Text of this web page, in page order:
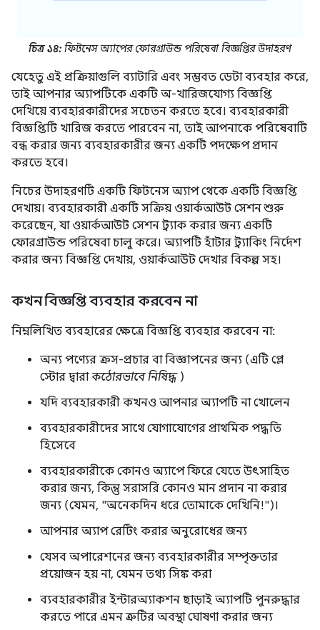
চিত্র ১৪: ফিটনেস অ্যাপের ফোরগ্রাউন্ড পরিষেবা বিজ্ঞপ্তির উদাহরণ
যেহেতু এই প্রক্রিয়াগুলি ব্যাটারি এবং সম্ভবত ডেটা ব্যবহার করে,
তাই আপনার অ্যাপটিকে একটি অ-খারিজযোগ্য বিজ্ঞপ্তি
দেখিয়ে ব্যবহারকারীদের সচেতন করতে হবে। ব্যবহারকারী
বিজ্ঞপ্তিটি খারিজ করতে পারবেন না, তাই আপনাকে পরিষেবাটি
বন্ধ করার জন্য ব্যবহারকারীর জন্য একটি পদক্ষেপ প্রদান
করতে হবে।
নিচের উদাহরণটি একটি ফিটনেস অ্যাপ থেকে একটি বিজ্ঞপ্তি
দেখায়। ব্যবহারকারী একটি সক্রিয় ওয়ার্কআউট সেশন শুরু
করেছেন, যা ওয়ার্কআউট সেশন ট্র্যাক করার জন্য একটি
ফোরগ্রাউন্ড পরিষেবা চালু করে। অ্যাপটি হাঁটার ট্র্যাকিং নির্দেশ
করার জন্য বিজ্ঞপ্তি দেখায়, ওয়ার্কআউট দেখার বিকল্প সহ।
কখন বিজ্ঞপ্তি ব্যবহার করবেন না
নিম্নলিখিত ব্যবহারের ক্ষেত্রে বিজ্ঞপ্তি ব্যবহার করবেন না:
অন্য পণ্যের ক্রস-প্রচার বা বিজ্ঞাপনের জন্য (এটি প্লে
স্টোর দ্বারাকঠোরভাবে নিষিদ্ধ)
যদি ব্যবহারকারী কখনও আপনার অ্যাপটি না খোলেন
ব্যবহারকারীদের সাথে যোগাযোগের প্রাথমিক পদ্ধতি
হিসেবে
ব্যবহারকারীকে কোনও অ্যাপে ফিরে যেতে উৎসাহিত
করার জন্য, কিন্তু সরাসরি কোনও মান প্রদান না করার
জন্য (যেমন, "অনেকদিন ধরে তোমাকে দেখিনি!")।
আপনার অ্যাপ রেটিং করার অনুরোধের জন্য
যেসব অপারেশনের জন্য ব্যবহারকারীর সম্পৃক্ততার
প্রয়োজন হয় না, যেমন তথ্য সিঙ্ক করা
ব্যবহারকারীর ইন্টারঅ্যাকশন ছাড়াই অ্যাপটি পুনরুদ্ধার
করতে পারে এমন ত্রুটির অবস্থা ঘোষণা করার জন্য